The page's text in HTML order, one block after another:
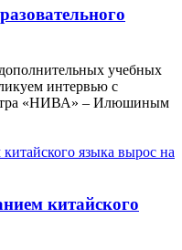
учебных
интервью с
«НИВА» – Илюшиным
китайского